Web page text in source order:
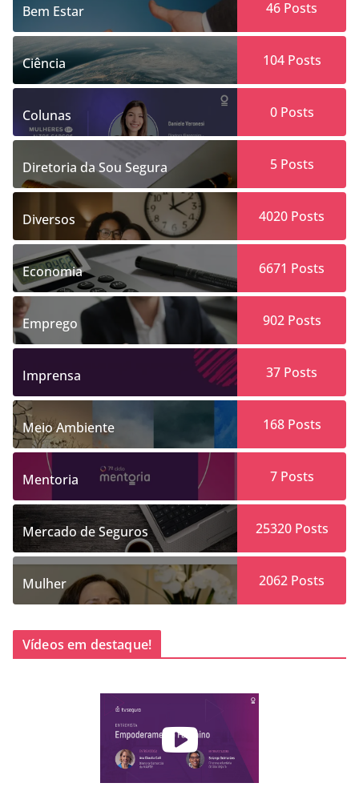
Bem Estar 46 Posts
Ciência 104Posts
Colunas 0Posts
Diretoria da Sou Segura 5Posts
Diversos 4020 Posts
Economia 6671 Posts
Emprego 902Posts
Imprensa 37 Posts
Meio Ambiente 168Posts
Mentoria 7Posts
Mercado de Seguros 25320Posts
Mulher 2062 Posts
Vídeos em destaque!